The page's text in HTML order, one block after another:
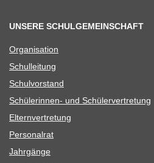
UNSERE SCHULGEMEINSCHAFT
Orga­ni­sa­tion
Schul­lei­tung
Schul­vor­stand
Schü­le­rin­nen- und Schülervertretung
Eltern­ver­tre­tung
Per­so­nal­rat
Jahr­gänge